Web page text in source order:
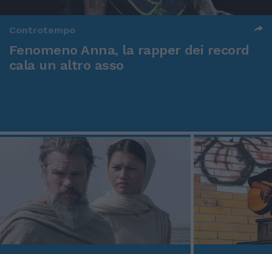
Controtempo
Fenomeno Anna, la rapper dei record
cala un altro asso